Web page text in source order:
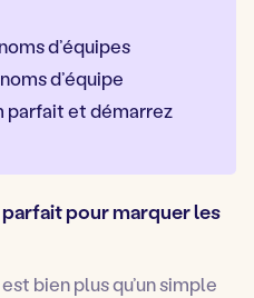
d’équipes
d’équipe
parfait et démarrez
parfait pour marquer les
bien plus qu’un simple